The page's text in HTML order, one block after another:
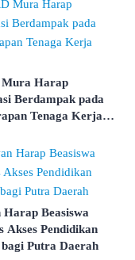
Mura Harap
Berdampak pada
Tenaga Kerja
Harap Beasiswa
Akses Pendidikan
Putra Daerah